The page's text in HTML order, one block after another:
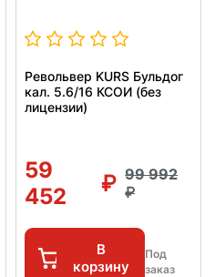
Револьвер KURS Бульдог
кал. 5.6/16 КСОИ (без
лицензии)
59
452
99 992
В
корзину
Под
заказ